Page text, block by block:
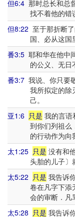
但6:4 那时总长和总
找不着他的错
但8:22 至于那折断
国、必从这国
番3:5 耶和华在他中
的公义、无日
番3:7 我说、你只要
我所拟定的除
己。
亚1:6 只是 我的言语
到你们列祖么
的行动作为向
太1:25 只是 没有和
头胎的儿子〕
太5:22 只是 我告诉
卷在凡字下添
会的审断．凡
太5:28 只是 我告诉